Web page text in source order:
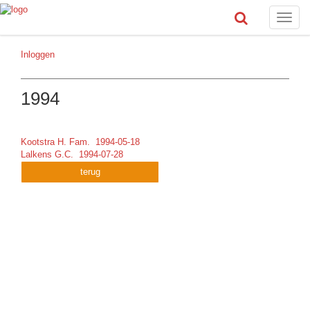
Toggle
Inloggen
1994
Kootstra H. Fam. 1994-05-18
Lalkens G.C. 1994-07-28
terug